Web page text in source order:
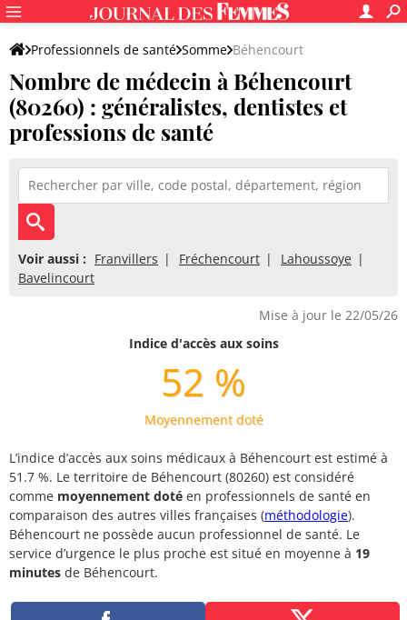
Professionnels de santé Somme Béhencourt
Nombre de médecin à Béhencourt
(80260) : généralistes, dentistes et
professions de santé
Voir aussi : Franvillers Fréchencourt
Lahoussoye
Bavelincourt
Mise à jour le 22/05/26
Indice d'accès aux soins
52 %
Moyennement doté
L’indice d’accès aux soins médicaux à Béhencourt est estimé à
51.7 %. Le territoire de Béhencourt (80260) est considéré
comme moyennement doté en professionnels de santé en
comparaison des autres villes françaises (méthodologie).
Béhencourt ne possède aucun professionnel de santé. Le
service d’urgence le plus proche est situé en moyenne à 19
minutes de Béhencourt.